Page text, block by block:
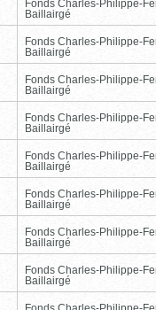
Fonds Charles-Philippe-
Baillairgé
Fonds Charles-Philippe-
Baillairgé
Fonds Charles-Philippe-
Baillairgé
Fonds Charles-Philippe-
Baillairgé
Fonds Charles-Philippe-
Baillairgé
Fonds Charles-Philippe-
Baillairgé
Fonds Charles-Philippe-
Baillairgé
Fonds Charles-Philippe-
Baillairgé